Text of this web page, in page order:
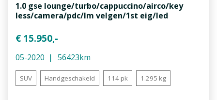
1.0 gse lounge/turbo/cappuccino/airco/key
less/camera/pdc/lm velgen/1st eig/led
€ 15.950,-
05-2020 56423km
SUV Handgeschakeld 114 pk 1.295 kg